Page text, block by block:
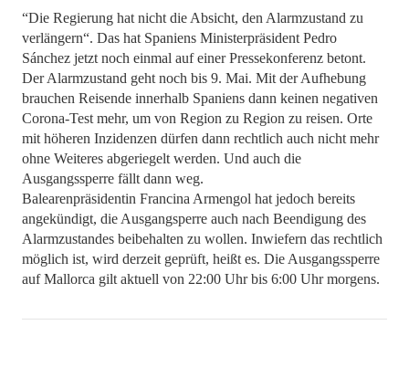
“Die Regierung hat nicht die Absicht, den Alarmzustand zu
verlängern“. Das hat Spaniens Ministerpräsident Pedro
Sánchez jetzt noch einmal auf einer Pressekonferenz betont.
Der Alarmzustand geht noch bis 9. Mai. Mit der Aufhebung
brauchen Reisende innerhalb Spaniens dann keinen negativen
Corona-Test mehr, um von Region zu Region zu reisen. Orte
mit höheren Inzidenzen dürfen dann rechtlich auch nicht mehr
ohne Weiteres abgeriegelt werden. Und auch die
Ausgangssperre fällt dann weg.
Balearenpräsidentin Francina Armengol hat jedoch bereits
angekündigt, die Ausgangsperre auch nach Beendigung des
Alarmzustandes beibehalten zu wollen. Inwiefern das rechtlich
möglich ist, wird derzeit geprüft, heißt es. Die Ausgangssperre
auf Mallorca gilt aktuell von 22:00 Uhr bis 6:00 Uhr morgens.